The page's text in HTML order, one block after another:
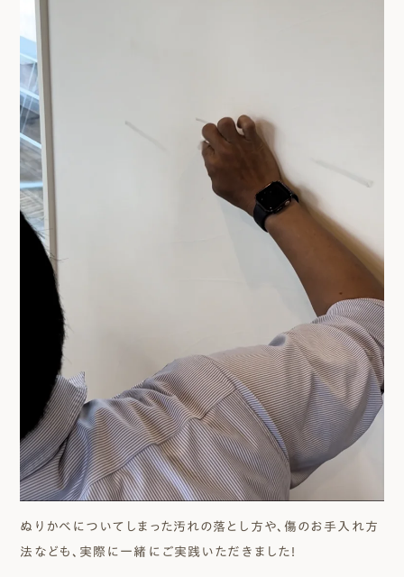
ぬりかべについてしまった汚れの落とし方や、傷のお手入れ方
法なども、実際に一緒にご実践いただきました！